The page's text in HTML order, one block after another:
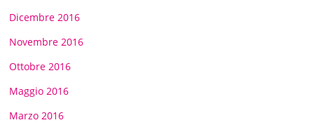
Dicembre 2016
Novembre 2016
Ottobre 2016
Maggio 2016
Marzo 2016